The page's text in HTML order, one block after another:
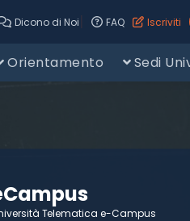
Dicono di Noi| FAQ Iscriviti
Orientamento Sedi
Telematica e-Campus